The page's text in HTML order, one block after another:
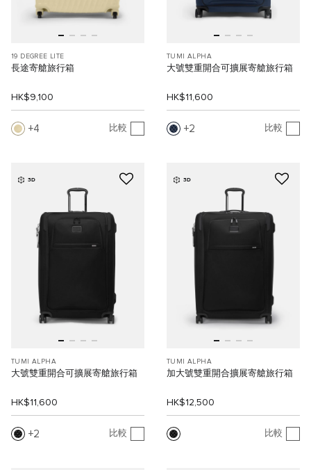
19 DEGREE LITE
長途寄艙旅行箱
HK$9,100
4 比較
TUMI ALPHA
大號雙重開合可擴展寄艙旅行箱
HK$11,600
2 比較
3D
TUMI ALPHA
大號雙重開合可擴展寄艙旅行箱
HK$11,600
2 比較
3D
TUMI ALPHA
加大號雙重開合擴展寄艙旅行箱
HK$12,500
比較